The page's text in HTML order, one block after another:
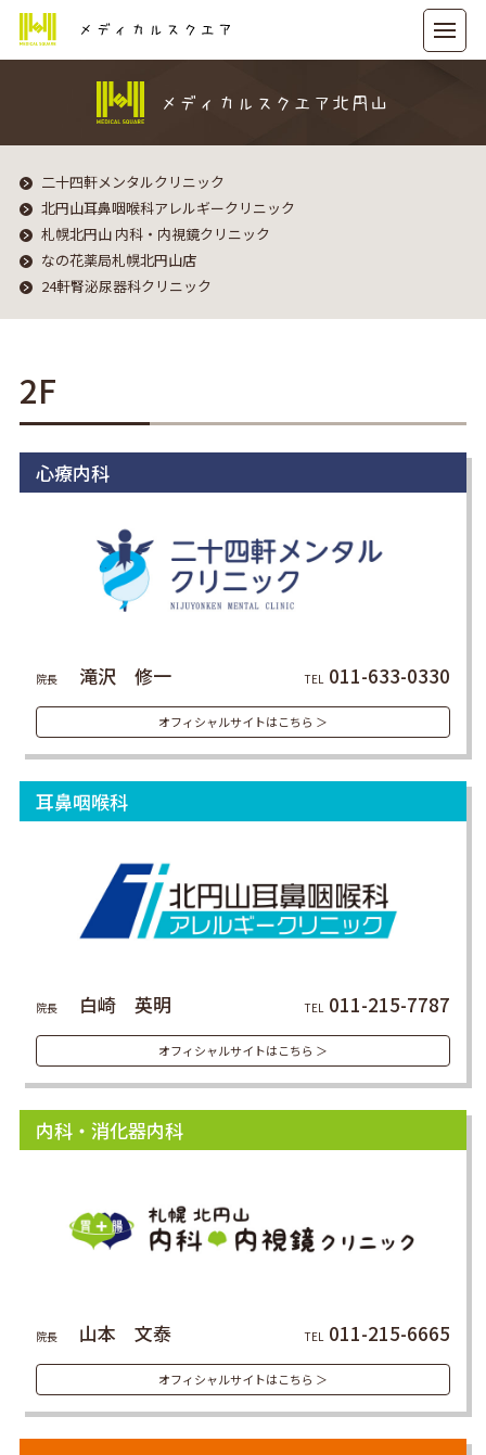
メディカルスクエア
メディカルスクエア北円山
二十四軒メンタルクリニック
北円山耳鼻咽喉科アレルギークリニック
札幌北円山 内科・内視鏡クリニック
なの花薬局札幌北円山店
24軒腎泌尿器科クリニック
2F
心療内科
院長 滝沢 修一 TEL 011-633-0330
オフィシャルサイトはこちら ＞
耳鼻咽喉科
院長 白崎 英明 TEL 011-215-7787
オフィシャルサイトはこちら ＞
内科・消化器内科
院長 山本 文泰 TEL 011-215-6665
オフィシャルサイトはこちら ＞